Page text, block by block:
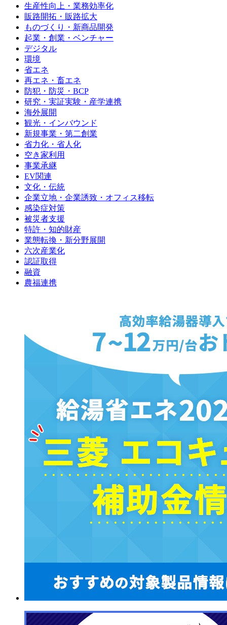
生産性向上・業務効率化
販路開拓・販路拡大
ものづくり・新商品開発
起業・創業・ベンチャー
デジタル
環境
省エネ
再エネ・畜エネ
防犯・防災・BCP
研究・実証実験・産学連携
海外展開
観光・インバウンド
新規事業・第二創業
省力化・省人化
空き家利用
事業承継
EV関連
文化・伝統
企業立地・企業誘致・オフィス移転
感染症対策
被災者支援
特許・知的財産
業態転換・新分野展開
六次産業化
認証取得
融資
農福連携